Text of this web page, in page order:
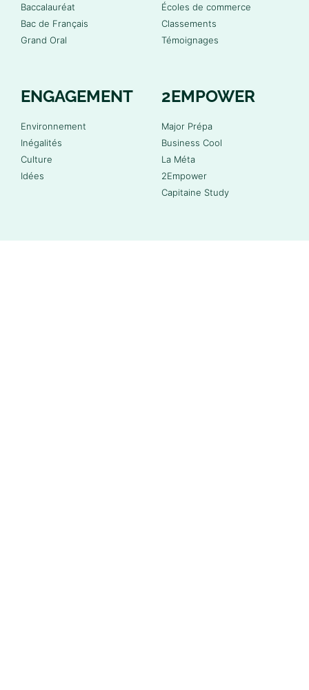
Baccalauréat
Bac de Français
Grand Oral
Écoles de commerce
Classements
Témoignages
ENGAGEMENT
Environnement
Inégalités
Culture
Idées
2EMPOWER
Major Prépa
Business Cool
La Méta
2Empower
Capitaine Study